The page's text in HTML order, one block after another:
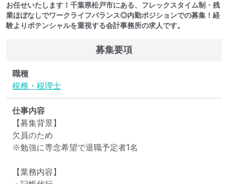
お任せいたします！千葉県松戸市にある、フレックスタイム制・残
業ほぼなしでワークライフバランス◎内勤ポジションでの募集！経
験よりポテンシャルを重視する会計事務所の求人です。
募集要項
職種
税務・税理士
仕事内容
【募集背景】
欠員のため
※勉強に専念希望で退職予定者1名
【業務内容】